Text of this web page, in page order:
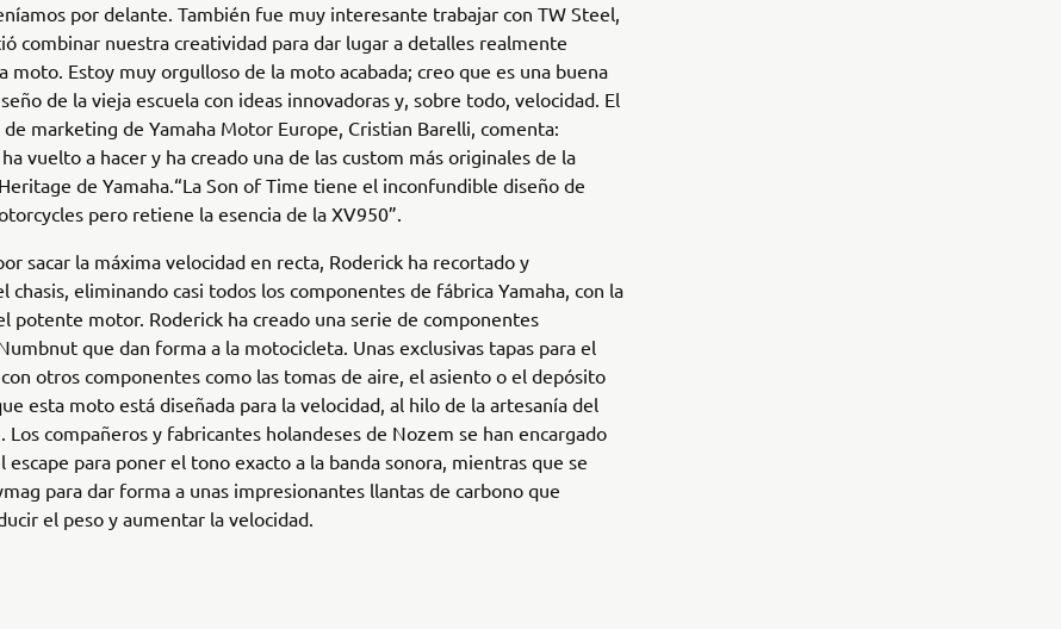
por delante. También fue muy interesante trabajar con TW Steel,
combinar nuestra creatividad para dar lugar a detalles realmente
moto. Estoy muy orgulloso de la moto acabada; creo que es una buena
de la vieja escuela con ideas innovadoras y, sobre todo, velocidad. El
marketing de Yamaha Motor Europe, Cristian Barelli, comenta:
vuelto a hacer y ha creado una de las custom más originales de la
de Yamaha.“La Son of Time tiene el inconfundible diseño de
pero retiene la esencia de la XV950”.
sacar la máxima velocidad en recta, Roderick ha recortado y
chasis, eliminando casi todos los componentes de fábrica Yamaha, con la
potente motor. Roderick ha creado una serie de componentes
que dan forma a la motocicleta. Unas exclusivas tapas para el
otros componentes como las tomas de aire, el asiento o el depósito
esta moto está diseñada para la velocidad, al hilo de la artesanía del
Los compañeros y fabricantes holandeses de Nozem se han encargado
escape para poner el tono exacto a la banda sonora, mientras que se
para dar forma a unas impresionantes llantas de carbono que
el peso y aumentar la velocidad.